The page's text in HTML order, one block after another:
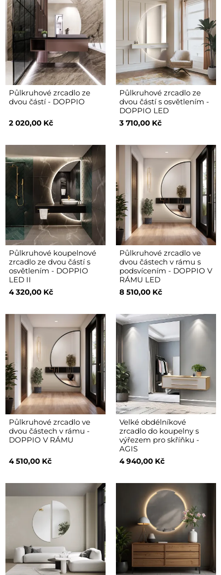
Půlkruhové zrcadlo ze
dvou částí - DOPPIO
2 020,00 Kč
Půlkruhové zrcadlo ze
dvou částí s osvětlením -
DOPPIO LED
3 710,00 Kč
Půlkruhové koupelnové
zrcadlo ze dvou částí s
osvětlením - DOPPIO
LED II
4 320,00 Kč
Půlkruhové zrcadlo ve
dvou částech v rámu s
podsvícením - DOPPIO V
RÁMU LED
8 510,00 Kč
Půlkruhové zrcadlo ve
dvou částech v rámu -
DOPPIO V RÁMU
4 510,00 Kč
Velké obdélníkové
zrcadlo do koupelny s
výřezem pro skříňku -
AGIS
4 940,00 Kč